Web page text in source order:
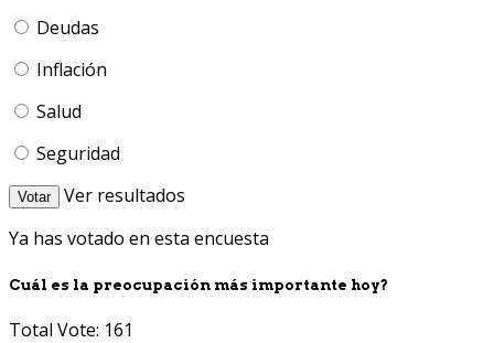
Deudas
Inflación
Salud
Seguridad
Votar
Ver resultados
Ya has votado en esta encuesta
Cuál es la preocupación más importante hoy?
Total Vote: 161